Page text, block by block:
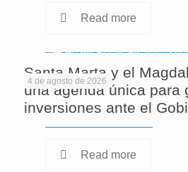
Read more
4 de agosto de 2026
Santa Marta y el
una agenda única para
inversiones ante el
Read more